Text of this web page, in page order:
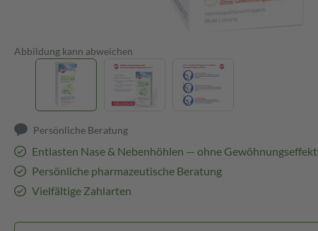
Abbildung kann abweichen
Persönliche Beratung
Entlasten Nase & Nebenhöhlen — ohne Gewöhnungseffekt
Persönliche pharmazeutische Beratung
Vielfältige Zahlarten